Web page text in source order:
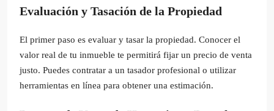
Evaluación y Tasación de la Propiedad
El primer paso es evaluar y tasar la propiedad. Conocer el
valor real de tu inmueble te permitirá fijar un precio de venta
justo. Puedes contratar a un tasador profesional o utilizar
herramientas en línea para obtener una estimación.